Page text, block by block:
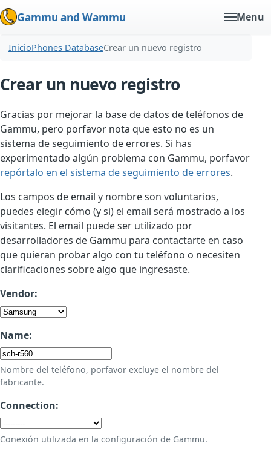
Gammu and Wammu Menu
InicioPhones DatabaseCrear un nuevo registro
Crear un nuevo registro
Gracias por mejorar la base de datos de teléfonos de
Gammu, pero porfavor nota que esto no es un
sistema de seguimiento de errores. Si has
experimentado algún problema con Gammu, porfavor
repórtalo en el sistema de seguimiento de errores.
Los campos de email y nombre son voluntarios,
puedes elegir cómo (y si) el email será mostrado a los
visitantes. El email puede ser utilizado por
desarrolladores de Gammu para contactarte en caso
que quieran probar algo con tu teléfono o necesiten
clarificaciones sobre algo que ingresaste.
Vendor:
Name:
Nombre del teléfono, porfavor excluye el nombre del
fabricante.
Connection:
Conexión utilizada en la configuración de Gammu.